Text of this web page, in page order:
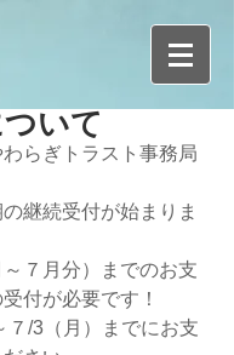
いて
らぎトラスト事務局
継続受付が始まりま
７月分）までのお支
付が必要です！
７/3（月）までにお支